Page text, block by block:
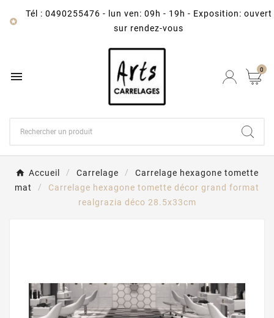

Tél : 0490255476 -
lun ven: 09h - 19h - Exposition: ouvert
sur rendez-vous
 0
Accueil Carrelage
Carrelage hexagone tomette
mat
Carrelage hexagone tomette décor grand format
realgrazia déco 28.5x33cm